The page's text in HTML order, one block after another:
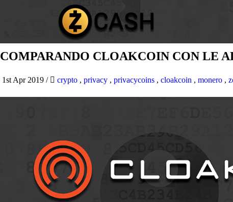
COMPARANDO CLOAKCOIN CON LE
1st Apr 2019 / crypto , privacy , privacycoins , cloakcoin , monero ,